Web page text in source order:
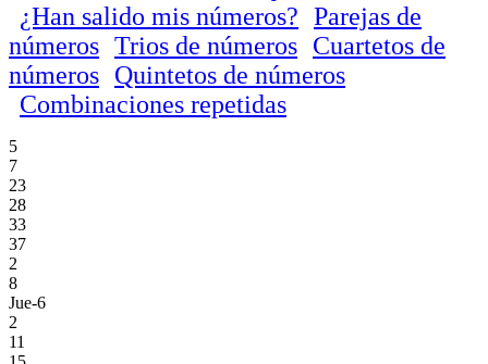
¿Han salido mis números? Parejas de
números Trios de números Cuartetos de
números Quintetos de números
Combinaciones repetidas
5
7
23
28
33
37
2
8
Jue-6
2
11